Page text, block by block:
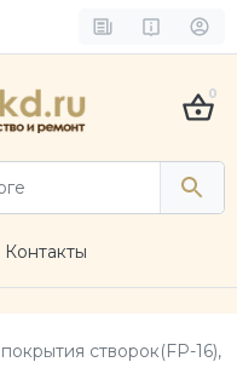
0
Контакты
створок(FP-16),